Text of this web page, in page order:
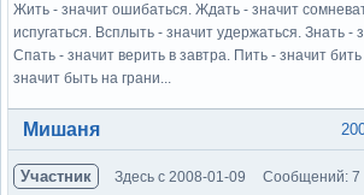
Жить - значит ошибаться. Ждать - значит
испугаться. Всплыть - значит удержаться. Знать -
Спать - значит верить в завтра. Пить - значит
значит быть на грани...
Вне форума
Мишаня
Участник Здесь с 2008-01-09 Сообщений: 7